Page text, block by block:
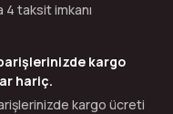
4 taksit imkanı
kargo
hariç.
kargo ücreti